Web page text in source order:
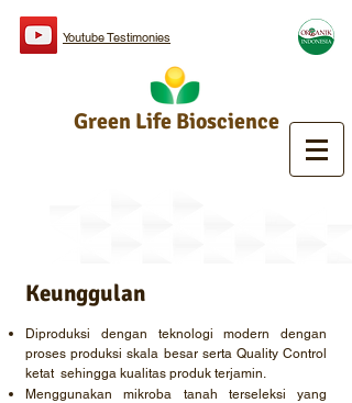
Youtube Testimonies
Green Life Bioscience
Keunggulan
Diproduksi dengan teknologi modern dengan
proses produksi skala besar serta Quality Control
ketat sehingga kualitas produk terjamin.
Menggunakan mikroba tanah terseleksi yang